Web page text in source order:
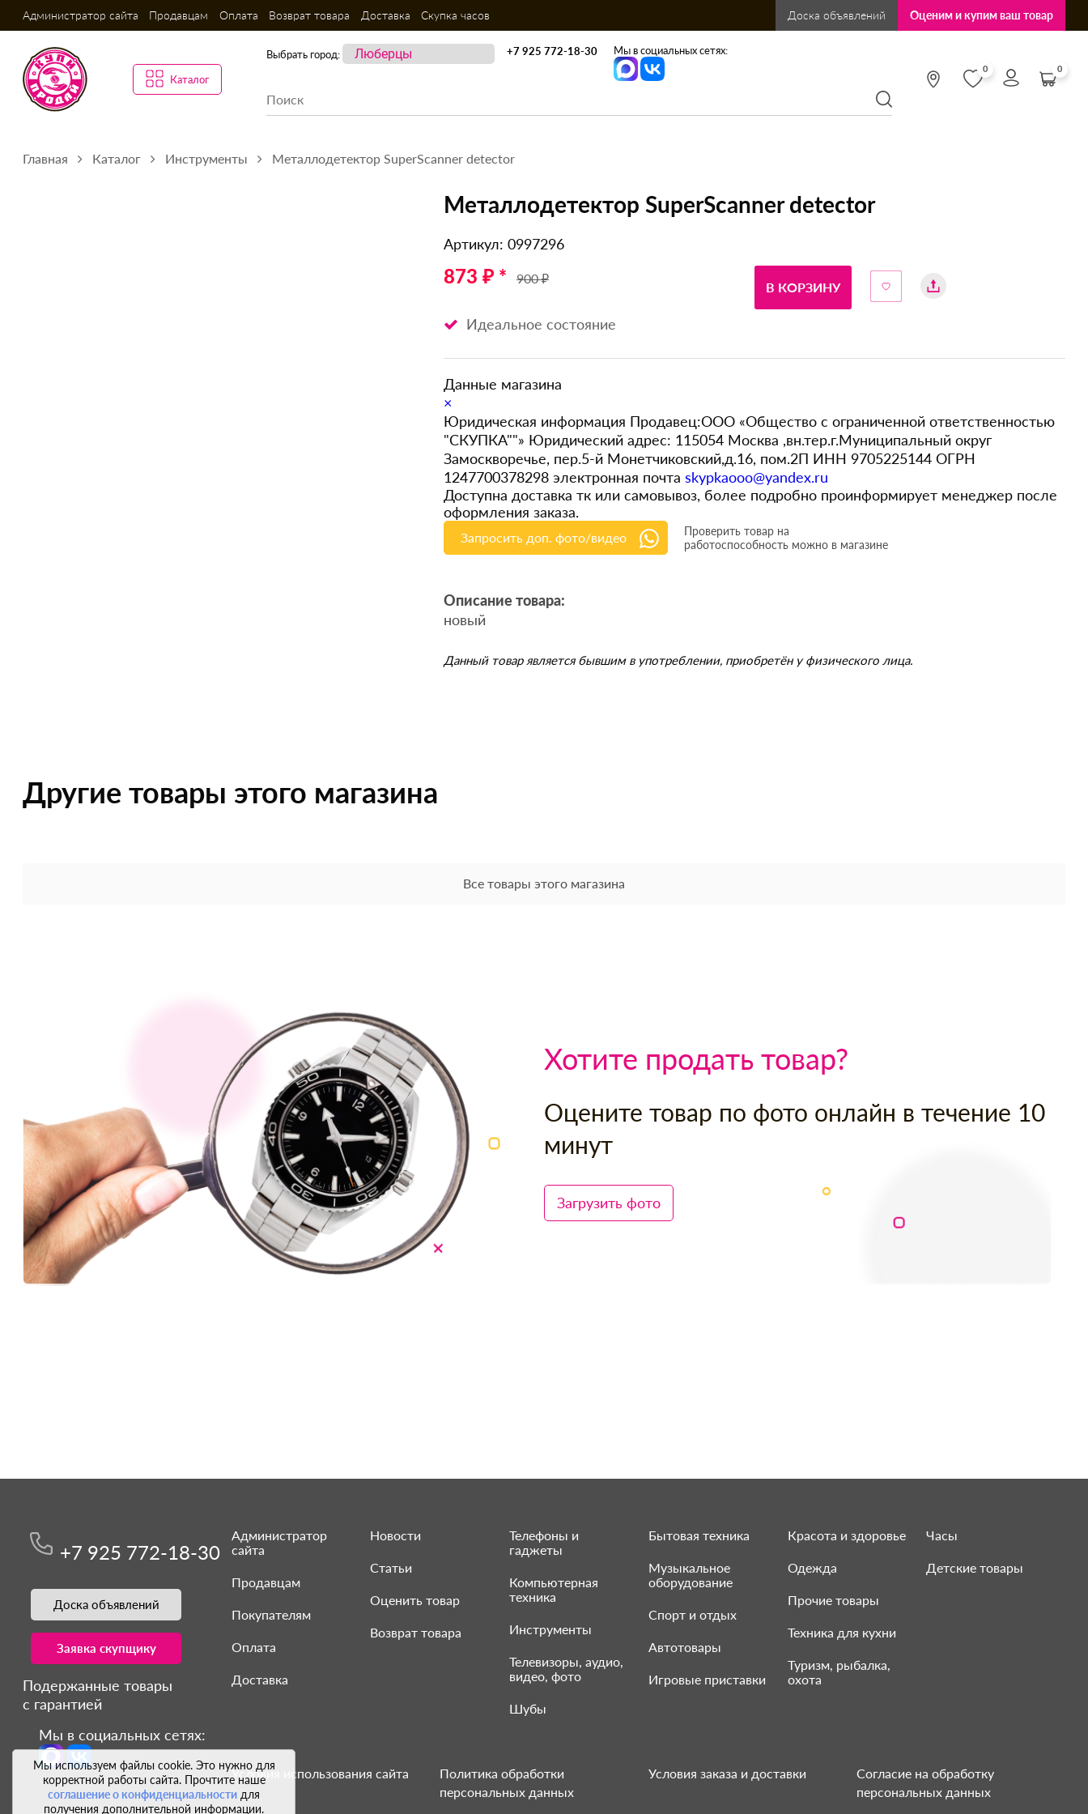
Администратор сайта Продавцам Оплата Возврат товара Доставка Скупка часов Доска объявлений Оценим и купим ваш товар
Каталог
Выбрать город: +7 925 772-18-30 Мы в социальных сетях:
0 0
Главная Каталог Инструменты Металлодетектор SuperScanner detector
Металлодетектор SuperScanner detector
Артикул: 0997296
873 ₽ * 900 ₽
Идеальное состояние
В КОРЗИНУ
Данные магазина
×
Юридическая информация Продавец:ООО «Общество с ограниченной ответственностью
"СКУПКА""» Юридический адрес: 115054 Москва ,вн.тер.г.Муниципальный округ
Замоскворечье, пер.5-й Монетчиковский,д.16, пом.2П ИНН 9705225144 ОГРН
1247700378298 электронная почта skypkaooo@yandex.ru
Доступна доставка тк или самовывоз, более подробно проинформирует менеджер после
оформления заказа.
Запросить доп. фото/видео
Проверить товар на
работоспособность можно в магазине
Описание товара:
новый
Данный товар является бывшим в употреблении, приобретён у физического лица.
Другие товары этого магазина
Все товары этого магазина
Хотите продать товар?
Оцените товар по фото онлайн в течение 10
минут
Загрузить фото
Мы используем файлы cookie. Это нужно для
корректной работы сайта. Прочтите наше
соглашение о конфиденциальности для
получения дополнительной информации.
+7 925 772-18-30
Доска объявлений
Заявка скупщику
Подержанные товары
с гарантией
Мы в социальных сетях:
Администратор
сайта
Продавцам
Покупателям
Оплата
Доставка
Новости
Статьи
Оценить товар
Возврат товара
Телефоны и
гаджеты
Компьютерная
техника
Инструменты
Телевизоры, аудио,
видео, фото
Шубы
Бытовая техника
Музыкальное
оборудование
Спорт и отдых
Автотовары
Игровые приставки
Красота и здоровье
Одежда
Прочие товары
Техника для кухни
Туризм, рыбалка,
охота
Часы
Детские товары
Условия использования сайта
Политика обработки
персональных данных
Условия заказа и доставки
Согласие на обработку
персональных данных